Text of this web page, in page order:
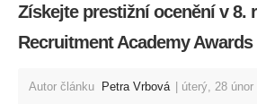
Získejte prestižní ocenění v 8.
Recruitment Academy Awards
Autor článku Petra Vrbová úterý, 28 únor